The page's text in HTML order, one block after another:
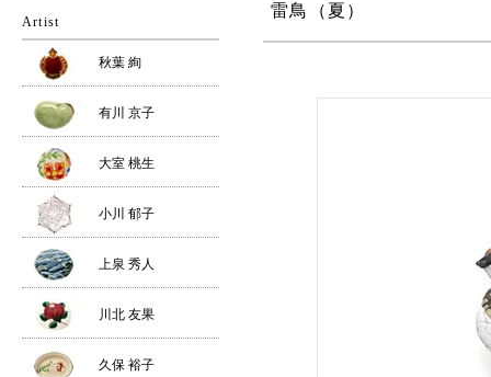
雷鳥（夏）
Artist
秋葉 絢
有川 京子
大室 桃生
小川 郁子
上泉 秀人
川北 友果
久保 裕子